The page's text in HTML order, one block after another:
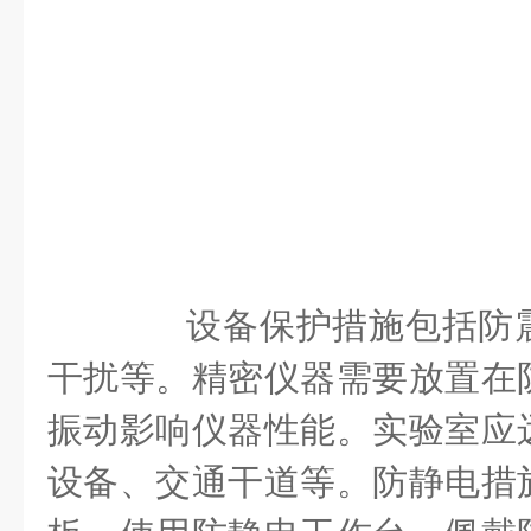
设备保护措施包括防
干扰等。精密仪器需要放置
振动影响仪器性能。实验室
设备、交通干道等。防静电